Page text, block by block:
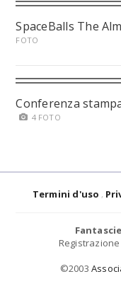
SpaceBalls The
FOTO
Conferenza
4 FOTO
Termini d'uso
©2003